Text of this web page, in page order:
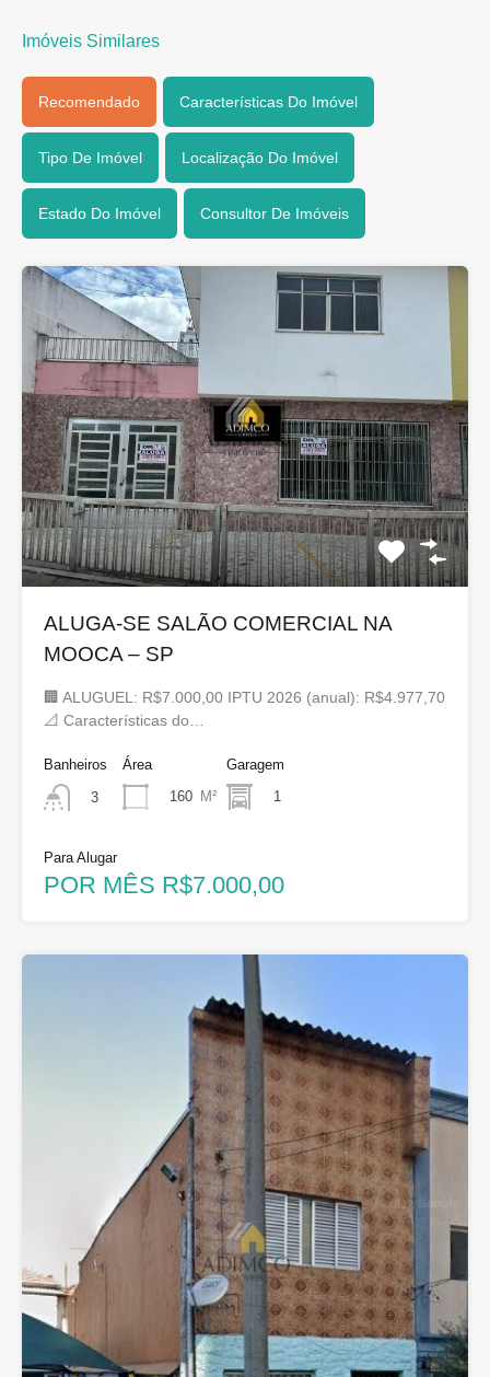
Imóveis Similares
Recomendado Características Do Imóvel
Tipo De Imóvel Localização Do Imóvel
Estado Do Imóvel Consultor De Imóveis
ALUGA-SE SALÃO COMERCIAL NA
MOOCA – SP
🏢 ALUGUEL: R$7.000,00 IPTU 2026 (anual): R$4.977,70
📐 Características do…
Banheiros
3
Área
160 M²
Garagem
1
Para Alugar
POR MÊS R$7.000,00